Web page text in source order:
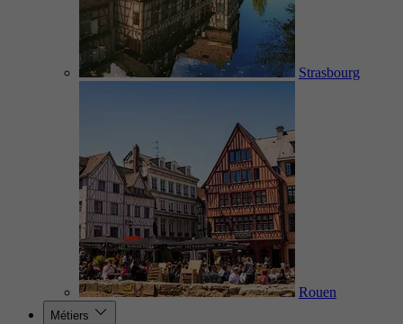
Strasbourg
Rouen
Métiers